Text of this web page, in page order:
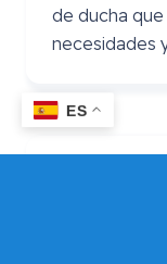
de ducha
necesidades
ES